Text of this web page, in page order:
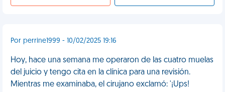
Por perrine1999 - 10/02/2025 19:16
Hoy, hace una semana me operaron de las cuatro muelas
del juicio y tengo cita en la clínica para una revisión.
Mientras me examinaba, el cirujano exclamó: '¡Ups!